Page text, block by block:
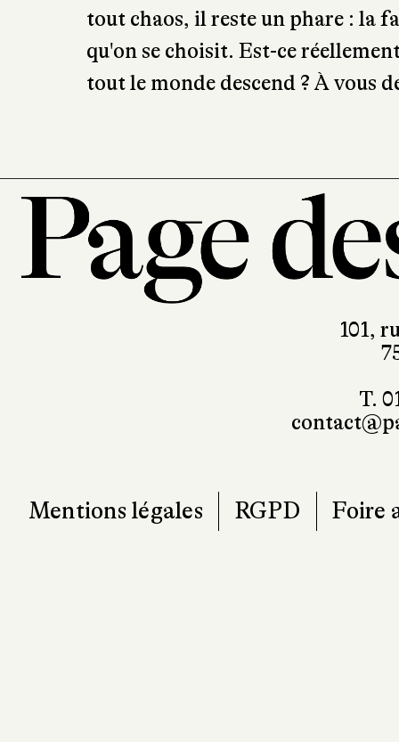
tout chaos, il reste un phare : la
qu'on se choisit. Est-ce
tout le monde descend ? À vous
101,
T.
Mentions légales RGPD Foire